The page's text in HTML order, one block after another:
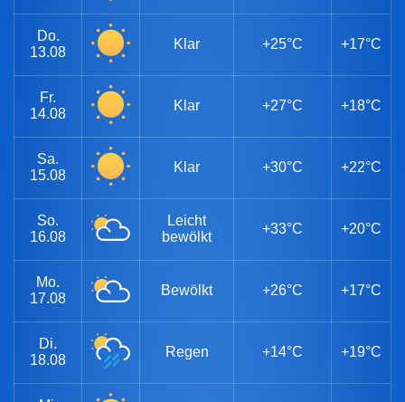
Do.
13.08
Klar +25°C +17°C
Fr.
14.08
Klar +27°C +18°C
Sa.
15.08
Klar +30°C +22°C
So.
16.08
Leicht
bewölkt
+33°C +20°C
Mo.
17.08
Bewölkt +26°C +17°C
Di.
18.08
Regen +14°C +19°C